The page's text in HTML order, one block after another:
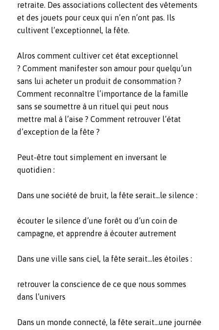
retraite. Des associations collectent des vêtements
et des jouets pour ceux qui n’en n’ont pas. Ils
cultivent l’exceptionnel, la fête.
Alros comment cultiver cet état exceptionnel
? Comment manifester son amour pour quelqu’un
sans lui acheter un produit de consommation ?
Comment reconnaître l’importance de la famille
sans se soumettre à un rituel qui peut nous
mettre mal à l’aise ? Comment retrouver l’état
d’exception de la fête ?
Peut-être tout simplement en inversant le
quotidien :
Dans une société de bruit, la fête serait…le silence :
écouter le silence d’une forêt ou d’un coin de
campagne, et apprendre à écouter autrement
Dans une ville sans ciel, la fête serait…les étoiles :
retrouver la conscience de ce que nous sommes
dans l’univers
Dans un monde connecté, la fête serait…une journée